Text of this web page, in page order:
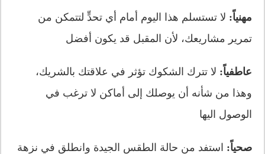
مهنياً: لا تستسلم هذا اليوم أمام أي تحدٍّ لتتمكن من
تمرير مشاريعك، لأن المقبل قد يكون أفضل
عاطفياً: لا تترك الشكوك تؤثر في علاقتك بالشريك،
وهذا من شأنه أن يوصلك إلى أماكن لا ترغب في
الوصول اليها
صحياً: استفد من حالة الطقس الجيدة وانطلق في نزهة